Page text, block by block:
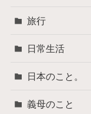
旅行
日常生活
日本のこと。
義母のこと